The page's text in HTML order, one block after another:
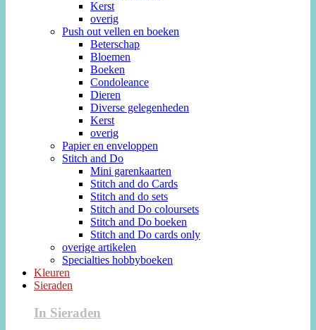
Kerst
overig
Push out vellen en boeken
Beterschap
Bloemen
Boeken
Condoleance
Dieren
Diverse gelegenheden
Kerst
overig
Papier en enveloppen
Stitch and Do
Mini garenkaarten
Stitch and do Cards
Stitch and do sets
Stitch and Do coloursets
Stitch and Do boeken
Stitch and Do cards only
overige artikelen
Specialties hobbyboeken
Kleuren
Sieraden
In Sieraden